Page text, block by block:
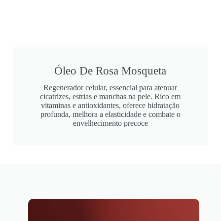
Óleo De Rosa Mosqueta
Regenerador celular, essencial para atenuar
cicatrizes, estrias e manchas na pele. Rico em
vitaminas e antioxidantes, oferece hidratação
profunda, melhora a elasticidade e combate o
envelhecimento precoce